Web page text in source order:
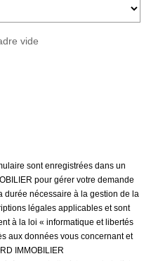
vide
sont enregistrées dans un
pour gérer votre demande
durée nécessaire à la gestion de la
légales applicables et sont
à la loi « informatique et libertés
aux données vous concernant et
IMMOBILIER